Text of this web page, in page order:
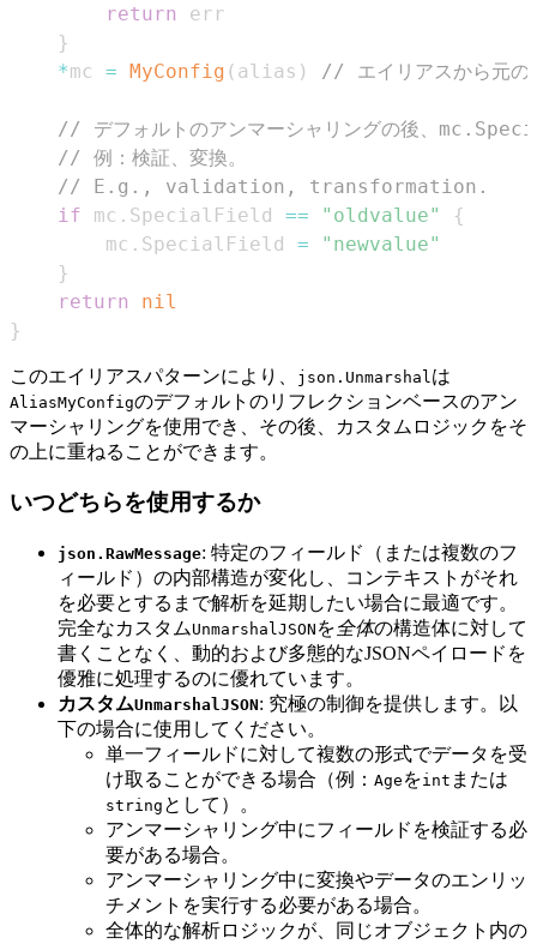
return
}
*mc = MyConfig ( alias ) // エイリアスから元の
// デフォルトのアンマーシャリングの後、
// 例：検証、変換。
// E.g., validation, transformation.
if mc . SpecialField == "oldvalue"
{
        mc
. SpecialField =
"newvalue"
}
return
nil
}
このエイリアスパターンにより、 json.Unmarshal は
AliasMyConfigのデフォルトのリフレクションベースのアン
マーシャリングを使用でき、その後、カスタムロジックをそ
の上に重ねることができます。
いつどちらを使用するか
json.RawMessage: 特定のフィールド（または複数のフ
ィールド）の内部構造が変化し、コンテキストがそれ
を必要とするまで解析を延期したい場合に最適です。
完全なカスタム UnmarshalJSON を全体の構造体に対して
書くことなく、動的および多態的なJSONペイロードを
優雅に処理するのに優れています。
カスタムUnmarshalJSON: 究極の制御を提供します。以
下の場合に使用してください。
単一フィールドに対して複数の形式でデータを受
け取ることができる場合（例： Age をint または
string として）。
アンマーシャリング中にフィールドを検証する必
要がある場合。
アンマーシャリング中に変換やデータのエンリッ
チメントを実行する必要がある場合。
全体的な解析ロジックが、同じオブジェクト内の